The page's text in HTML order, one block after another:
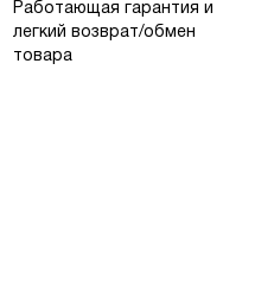
Работающая гарантия и
легкий возврат/обмен
товара